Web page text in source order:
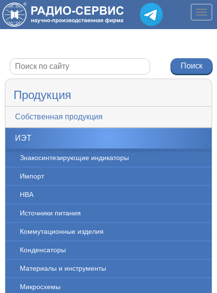
Продукция
Собственная продукция
ИЭТ
Знакосинтезирующие индикаторы
Импорт
НВА
Источники питания
Коммутационные изделия
Конденсаторы
Материалы и инструменты
Микросхемы